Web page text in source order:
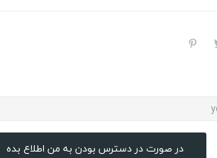
در صورت در دسترس بودن به من اطلاع بده